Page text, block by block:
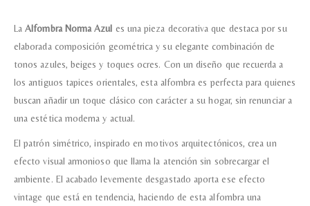
LaAlfombra Norma Azul es una pieza decorativa que destaca por su
elaborada composición geométrica y su elegante combinación de
tonos azules, beiges y toques ocres. Con un diseño que recuerda a
los antiguos tapices orientales, esta alfombra es perfecta para quienes
buscan añadir un toque clásico con carácter a su hogar, sin renunciar a
una estética moderna y actual.
El patrón simétrico, inspirado en motivos arquitectónicos, crea un
efecto visual armonioso que llama la atención sin sobrecargar el
ambiente. El acabado levemente desgastado aporta ese efecto
vintage que está en tendencia, haciendo de esta alfombra una